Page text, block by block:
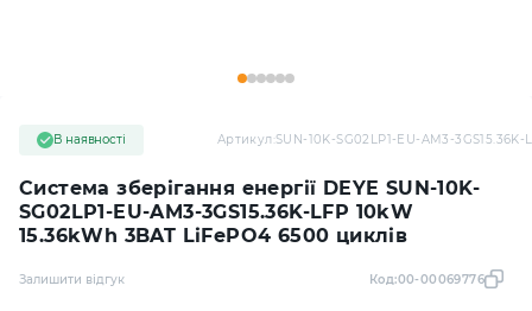
Система зберігання енергії DEYE SUN-10K-
SG02LP1-EU-AM3-3GS15.36K-LFP 10kW
15.36kWh 3BAT LiFePO4 6500 циклів
В наявності Артикул:SUN-10K-SG02LP1-EU-AM3-3GS15.36K-
Залишити відгук Код:00-00069776